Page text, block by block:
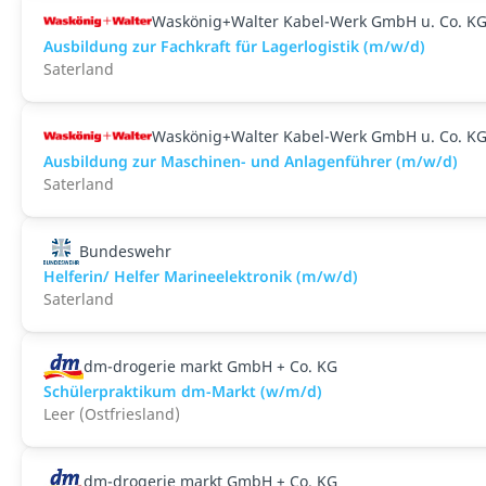
Waskönig+Walter Kabel-Werk GmbH u. Co. KG
Ausbildung zur Fachkraft für Lagerlogistik (m/w/d)
Saterland
Waskönig+Walter Kabel-Werk GmbH u. Co. KG
Ausbildung zur Maschinen- und Anlagenführer (m/w/d)
Saterland
Bundeswehr
Helferin/ Helfer Marineelektronik (m/w/d)
Saterland
dm-drogerie markt GmbH + Co. KG
Schülerpraktikum dm-Markt (w/m/d)
Leer (Ostfriesland)
dm-drogerie markt GmbH + Co. KG